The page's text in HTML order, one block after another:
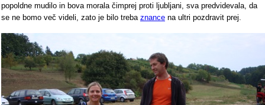
popoldne mudilo in bova morala čimprej proti ljubljani, sva predvidevala, da
se ne bomo več videli, zato je bilo treba znance na ultri pozdravit prej.